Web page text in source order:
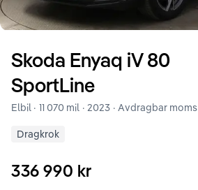
Skoda Enyaq iV 80
SportLine
Elbil · 11 070 mil · 2023 · Avdragbar moms
Dragkrok
336 990 kr